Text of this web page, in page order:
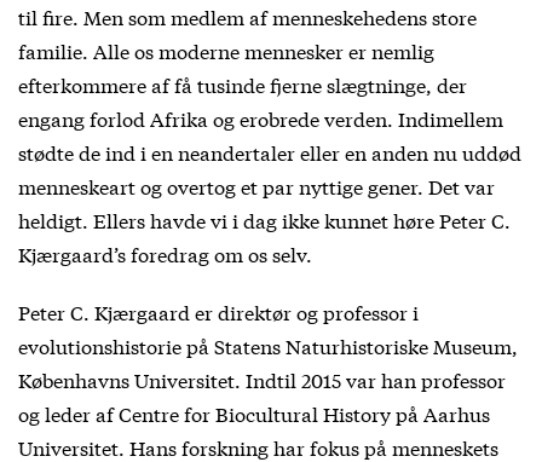
til fire. Men som medlem af menneskehedens store
familie. Alle os moderne mennesker er nemlig
efterkommere af få tusinde fjerne slægtninge, der
engang forlod Afrika og erobrede verden. Indimellem
stødte de ind i en neandertaler eller en anden nu uddød
menneskeart og overtog et par nyttige gener. Det var
heldigt. Ellers havde vi i dag ikke kunnet høre Peter C.
Kjærgaard’s foredrag om os selv.
Peter C. Kjærgaard er direktør og professor i
evolutionshistorie på Statens Naturhistoriske Museum,
Københavns Universitet. Indtil 2015 var han professor
og leder af Centre for Biocultural History på Aarhus
Universitet. Hans forskning har fokus på menneskets